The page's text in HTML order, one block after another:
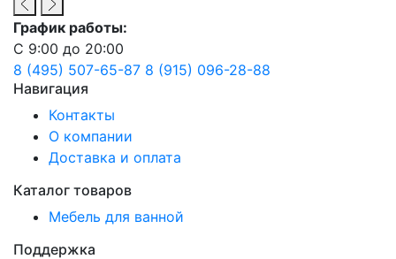
График работы:
С 9:00 до 20:00
8 (495) 507-65-87 8 (915) 096-28-88
Каталог товаров
Мебель для ванной
Навигация
Контакты
О компании
Доставка и оплата
Поддержка